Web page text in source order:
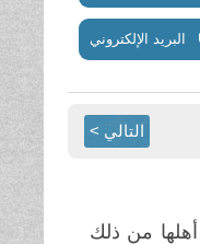
البريد الإلكتروني
التالي >
من ذلك